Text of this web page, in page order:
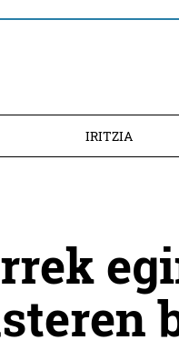
IRITZIA